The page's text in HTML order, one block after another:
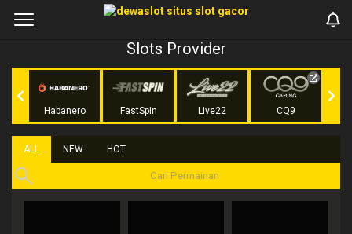
Slots Provider
Habanero FastSpin Live22 CQ9
ALL NEW HOT